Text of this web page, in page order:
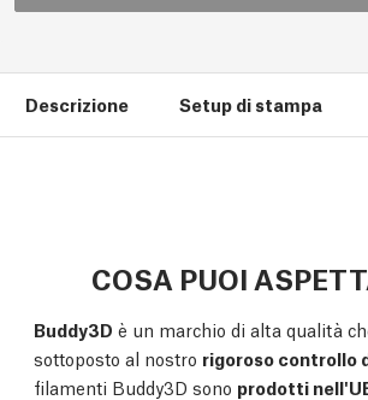
Descrizione Setup di stampa
COSA PUOI
Buddy3D è un marchio di alta qualità
sottoposto al nostro rigoroso controllo
filamenti Buddy3D sono prodotti